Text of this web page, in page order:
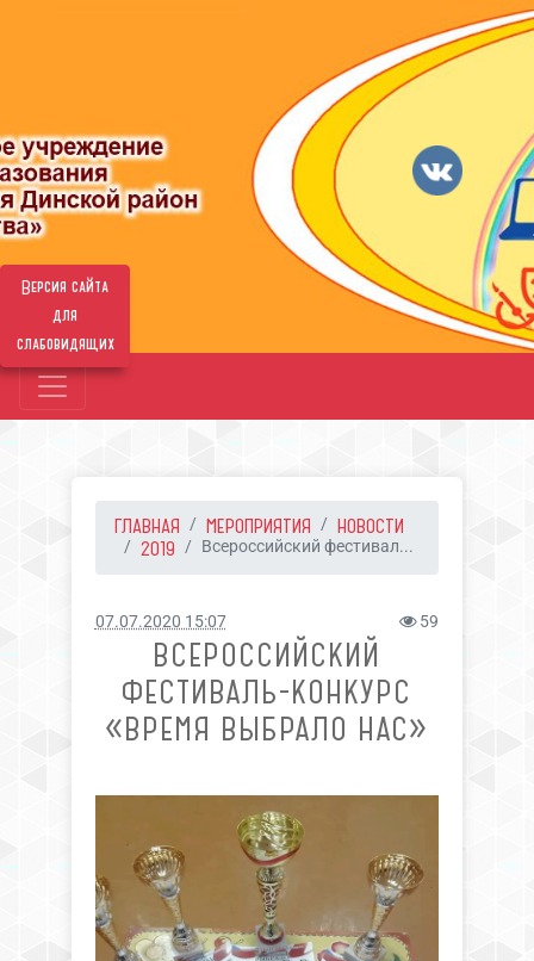
Версия сайта
для
слабовидящих
ГЛАВНАЯ МЕРОПРИЯТИЯ
НОВОСТИ
2019
Всероссийский фестивал...
07.07.2020 15:07 59
ВСЕРОССИЙСКИЙ
ФЕСТИВАЛЬ-КОНКУРС
«ВРЕМЯ ВЫБРАЛО НАС»